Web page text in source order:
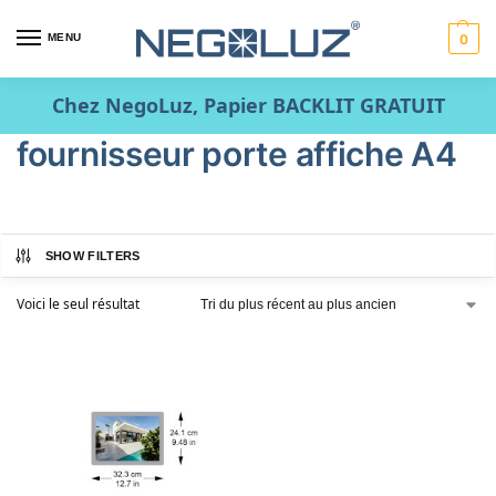
MENU 0
Chez NegoLuz, Papier BACKLIT GRATUIT
fournisseur porte affiche A4
SHOW FILTERS
Voici le seul résultat